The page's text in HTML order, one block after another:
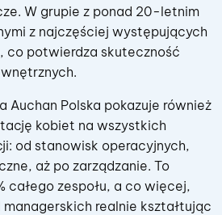
W grupie z ponad 20-letnim
z najczęściej występujących
co potwierdza skuteczność
Auchan Polska pokazuje również
kobiet na wszystkich
od stanowisk operacyjnych,
aż po zarządzanie. To
całego zespołu, a co więcej,
managerskich realnie kształtując